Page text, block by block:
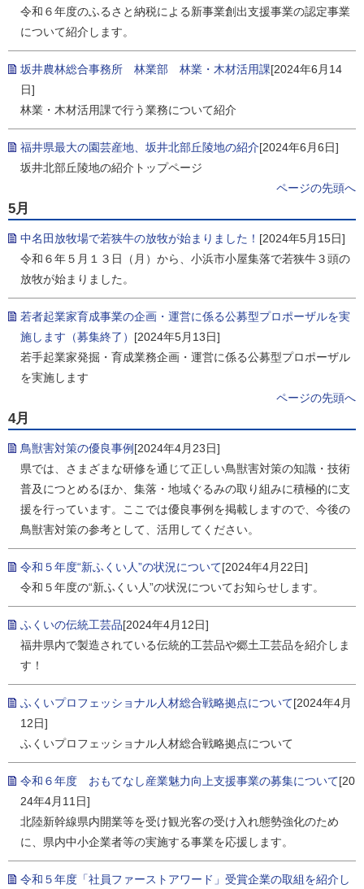
令和６年度のふるさと納税による新事業創出支援事業の認定事業
について紹介します。
坂井農林総合事務所 林業部 林業・木材活用課[2024年6月14
日]
林業・木材活用課で行う業務について紹介
福井県最大の園芸産地、坂井北部丘陵地の紹介[2024年6月6日]
坂井北部丘陵地の紹介トップページ
ページの先頭へ
5月
中名田放牧場で若狭牛の放牧が始まりました！ [2024年5月15日]
令和６年５月１３日（月）から、小浜市小屋集落で若狭牛３頭の
放牧が始まりました。
若者起業家育成事業の企画・運営に係る公募型プロポーザルを実
施します（募集終了） [2024年5月13日]
若手起業家発掘・育成業務企画・運営に係る公募型プロポーザル
を実施します
ページの先頭へ
4月
鳥獣害対策の優良事例 [2024年4月23日]
県では、さまざまな研修を通じて正しい鳥獣害対策の知識・技術
普及につとめるほか、集落・地域ぐるみの取り組みに積極的に支
援を行っています。ここでは優良事例を掲載しますので、今後の
鳥獣害対策の参考として、活用してください。
令和５年度“新ふくい人”の状況について[2024年4月22日]
令和５年度の“新ふくい人”の状況についてお知らせします。
ふくいの伝統工芸品[2024年4月12日]
福井県内で製造されている伝統的工芸品や郷土工芸品を紹介しま
す！
ふくいプロフェッショナル人材総合戦略拠点について[2024年4月
12日]
ふくいプロフェッショナル人材総合戦略拠点について
令和６年度 おもてなし産業魅力向上支援事業の募集について[20
24年4月11日]
北陸新幹線県内開業等を受け観光客の受け入れ態勢強化のため
に、県内中小企業者等の実施する事業を応援します。
令和５年度「社員ファーストアワード」受賞企業の取組を紹介し